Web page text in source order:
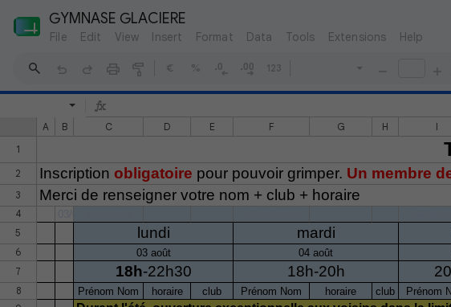
GYMNASE GLACIERE
File Edit View Insert Format Data Tools Extensions Help
€ % 123
A B C D E F G H I
1
2 Inscription obligatoire pour pouvoir grimper. Un membre
3 Merci de renseigner votre nom + club + horaire
4
5
lundi mardi
6 03 août 04 août
7
18h-22h30 18h-20h
8 Prénom Nom horaire club Prénom Nom horaire club Prénom